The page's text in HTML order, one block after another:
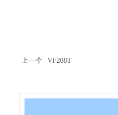
上一个 VF208T